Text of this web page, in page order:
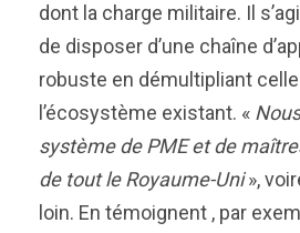
dont la charge militaire. Il
de disposer d’une chaîne
robuste en démultipliant
l’écosystème existant. «
système de PME et de
de tout le Royaume-Uni»,
loin. En témoignent , par